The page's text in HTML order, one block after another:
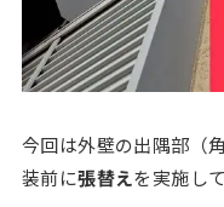
今回は外壁の出隅部（
装前に張替えを実施し